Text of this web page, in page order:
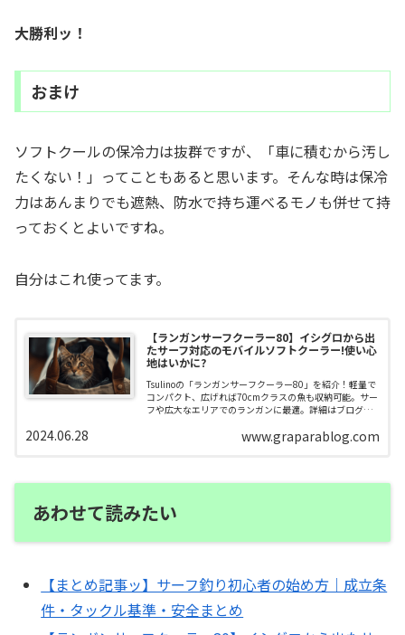
大勝利ッ！
おまけ
ソフトクールの保冷力は抜群ですが、「車に積むから汚し
たくない！」ってこともあると思います。そんな時は保冷
力はあんまりでも遮熱、防水で持ち運べるモノも併せて持
っておくとよいですね。
自分はこれ使ってます。
【ランガンサーフクーラー80】イシグロから出
たサーフ対応のモバイルソフトクーラー!使い心
地はいかに?
Tsulinoの「ランガンサーフクーラー80」を紹介！軽量で
コンパクト、広げれば70cmクラスの魚も収納可能。サー
フや広大なエリアでのランガンに最適。詳細はブログ
www.graparablog.com
2024.06.28
あわせて読みたい
【まとめ記事ッ】サーフ釣り初心者の始め方｜成立条
件・タックル基準・安全まとめ